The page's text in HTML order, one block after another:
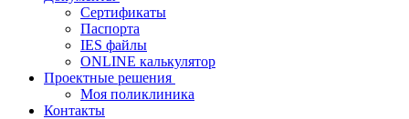
Сертификаты
Паспорта
IES файлы
ONLINE калькулятор
Проектные решения
Моя поликлиника
Контакты